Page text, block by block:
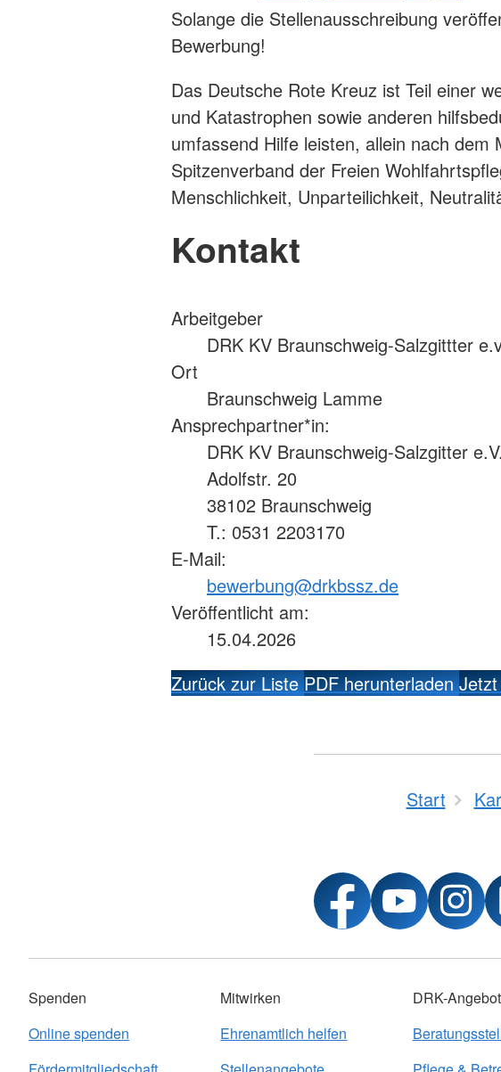
Solange die Stellenausschreibung
Bewerbung!
Das Deutsche Rote Kreuz ist Teil einer
und Katastrophen sowie anderen
umfassend Hilfe leisten, allein nach
Spitzenverband der Freien
Menschlichkeit, Unparteilichkeit,
Kontakt
Arbeitgeber
DRK KV Braunschweig-Salzgittter
Ort
Braunschweig Lamme
Ansprechpartner*in:
DRK KV Braunschweig-Salzgitter e.V.
Adolfstr. 20
38102 Braunschweig
T.: 0531 2203170
E-Mail:
bewerbung@drkbssz.de
Veröffentlicht am:
15.04.2026
Zurück zur ListePDF herunterladen
Start
Spenden
Online spenden
Mitwirken
Ehrenamtlich helfen
DRK-